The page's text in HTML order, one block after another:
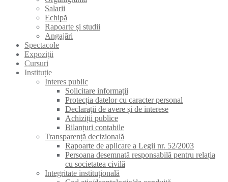
Salarii
Echipă
Rapoarte și studii
Angajări
Spectacole
Expoziţii
Cursuri
Instituție
Interes public
Solicitare informații
Protecția datelor cu caracter personal
Declarații de avere și de interese
Achiziții publice
Bilanțuri contabile
Transparență decizională
Rapoarte de aplicare a Legii nr. 52/2003
Persoana desemnată responsabilă pentru relația
cu societatea civilă
Integritate instituțională